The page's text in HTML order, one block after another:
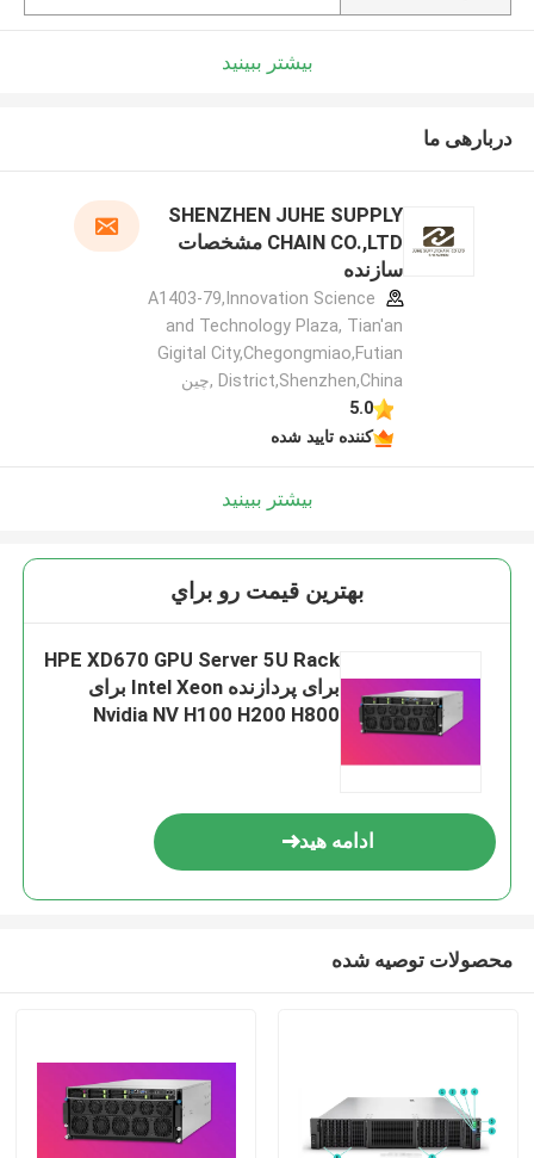
بیشتر ببینید
دربارهی ما
SHENZHEN JUHE SUPPLY
CHAIN CO.,LTD مشخصات
سازنده
A1403-79,Innovation Science
and Technology Plaza, Tian'an
Gigital City,Chegongmiao,Futian
District,Shenzhen,China ,چین
5.0
کننده تایید شده
بیشتر ببینید
بهترين قيمت رو براي
HPE XD670 GPU Server 5U Rack
برای پردازنده Intel Xeon برای
Nvidia NV H100 H200 H800
ادامه هید
محصولات توصیه شده